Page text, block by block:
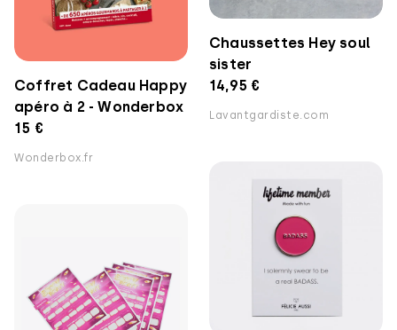
Chaussettes Hey soul
sister
14,95 €
Lavantgardiste.com
Coffret Cadeau Happy
apéro à 2 - Wonderbox
15 €
Wonderbox.fr